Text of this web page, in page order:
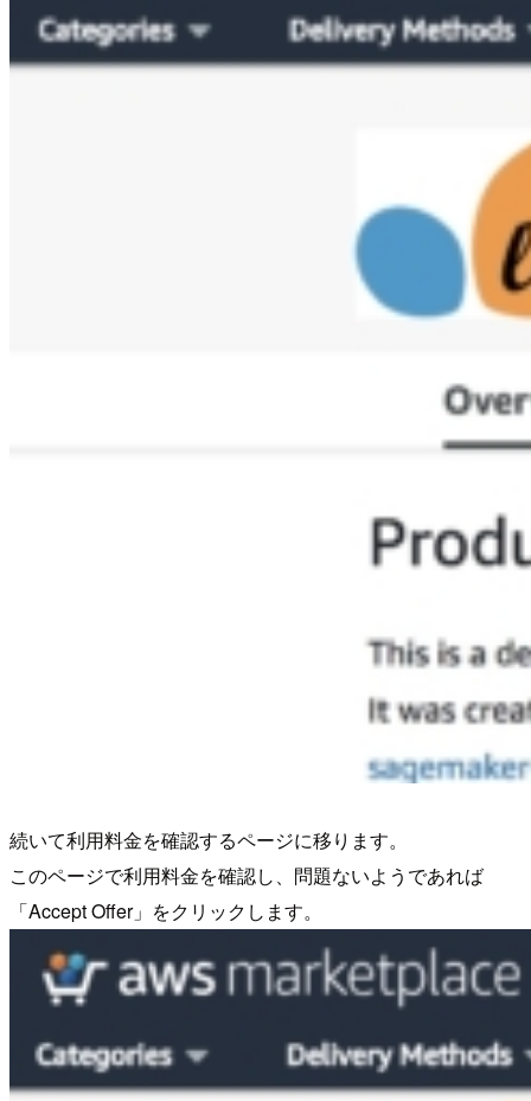
続いて利用料金を確認するページに移ります。
このページで利用料金を確認し、問題ないようであれば
「Accept Offer」をクリックします。